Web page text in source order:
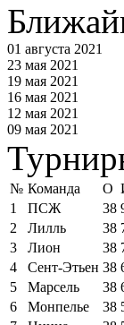
01 августа 2021
23 мая 2021
19 мая 2021
16 мая 2021
12 мая 2021
09 мая 2021
№ Команда О
1
ПСЖ 38
2
Лилль 38
3
Лион 38
4
Сент-Этьен 38
5
Марсель 38
6
Монпелье 38